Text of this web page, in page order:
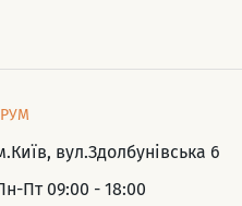
вул.Здолбунівська 6
Пт 09:00 - 18:00